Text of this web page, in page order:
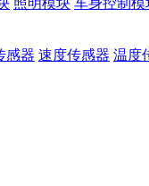
照明模块 车身控制模
感器 速度传感器 温度